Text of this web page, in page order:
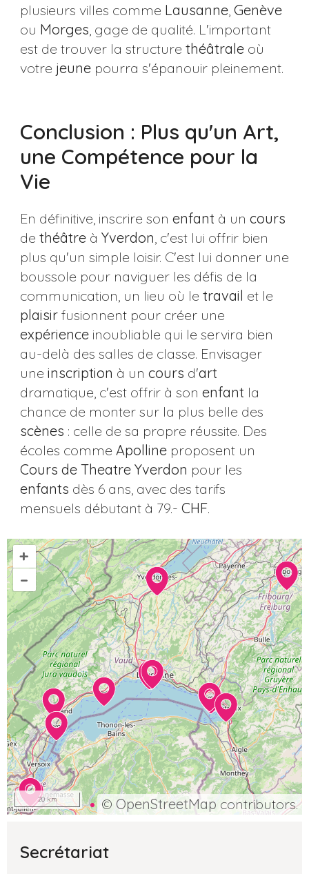
plusieurs villes comme Lausanne, Genève
ou Morges , gage de qualité. L'important
est de trouver la structure théâtraleoù
votre jeunepourra s'épanouir pleinement.
Conclusion : Plus qu'un Art,
une Compétence pour la
Vie
En définitive, inscrire son enfant à un cours
de théâtreà Yverdon, c'est lui offrir bien
plus qu'un simple loisir. C'est lui donner une
boussole pour naviguer les défis de la
communication, un lieu où le travail et le
plaisirfusionnent pour créer une
expérienceinoubliable qui le servira bien
au-delà des salles de classe. Envisager
une inscription à un cours d'art
dramatique, c'est offrir à son enfant la
chance de monter sur la plus belle des
scènes : celle de sa propre réussite. Des
écoles comme Apollineproposent un
Cours de Theatre Yverdon pour les
enfants dès 6 ans, avec des tarifs
mensuels débutant à 79.- CHF.
© OpenStreetMap contributors.
+
–
20 km
Secrétariat